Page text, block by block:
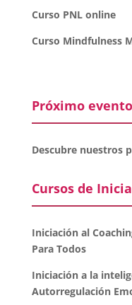
Curso PNL online
Curso Mindfulness
Próximo
Descubre nuestros
Cursos de
Iniciación al
Para Todos
Iniciación a la
Autorregulación